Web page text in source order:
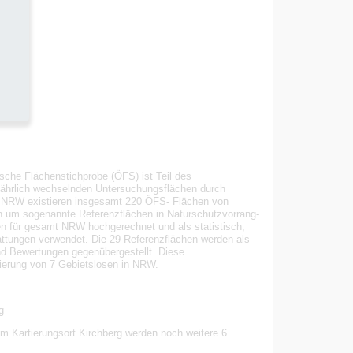
Flächenstichprobe (ÖFS) ist Teil des
wechselnden Untersuchungsflächen durch
existieren insgesamt 220 ÖFS- Flächen von
sogenannte Referenzflächen in Naturschutzvorrang-
für gesamt NRW hochgerechnet und als statistisch,
verwendet. Die 29 Referenzflächen werden als
Bewertungen gegenübergestellt. Diese
von 7 Gebietslosen in NRW.
Kartierungsort Kirchberg werden noch weitere 6